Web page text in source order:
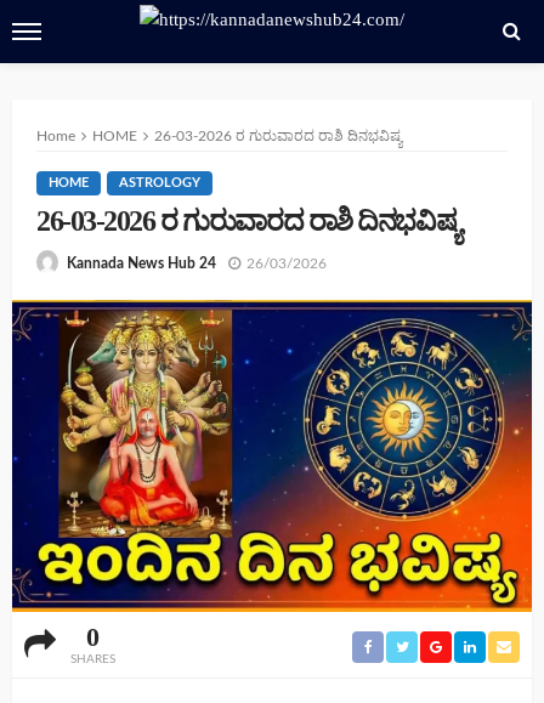
Home HOME 26-03-2026 ರ ಗುರುವಾರದ ರಾಶಿ ದಿನಭವಿಷ್ಯ
HOME ASTROLOGY
26-03-2026 ರ ಗುರುವಾರದ ರಾಶಿ ದಿನಭವಿಷ್ಯ
Kannada News Hub 24 26/03/2026
0
SHARES